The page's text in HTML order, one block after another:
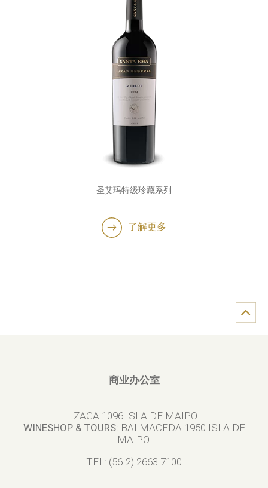
圣艾玛特级珍藏系列
了解更多
商业办公室
IZAGA 1096 ISLA DE MAIPO
WINESHOP & TOURS: BALMACEDA 1950 ISLA DE
MAIPO.
TEL: (56-2) 2663 7100